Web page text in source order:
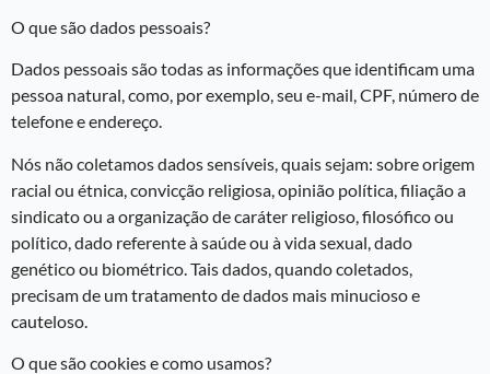
O que são dados pessoais?
Dados pessoais são todas as informações que identificam uma
pessoa natural, como, por exemplo, seu e-mail, CPF, número de
telefone e endereço.
Nós não coletamos dados sensíveis, quais sejam: sobre origem
racial ou étnica, convicção religiosa, opinião política, filiação a
sindicato ou a organização de caráter religioso, filosófico ou
político, dado referente à saúde ou à vida sexual, dado
genético ou biométrico. Tais dados, quando coletados,
precisam de um tratamento de dados mais minucioso e
cauteloso.
O que são cookies e como usamos?